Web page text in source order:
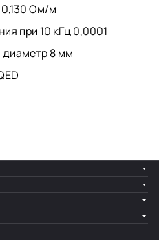
Ом/м
при 10 кГц 0,0001
8 мм